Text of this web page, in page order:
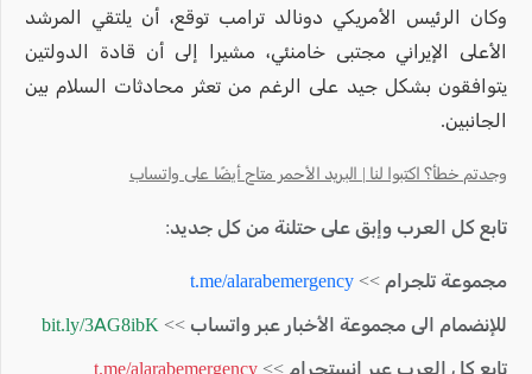
وكان الرئيس الأمريكي دونالد ترامب توقع، أن يلتقي المرشد
الأعلى الإيراني مجتبى خامنئي، مشيرا إلى أن قادة الدولتين
يتوافقون بشكل جيد على الرغم من تعثر محادثات السلام بين
الجانبين.
وجدتم خطأ؟ اكتبوا لنا | البريد الأحمر متاح أيضًا على واتساب
تابع كل العرب وإبق على حتلنة من كل جديد:
مجموعة تلجرام >> t.me/alarabemergency
للإنضمام الى مجموعة الأخبار عبر واتساب >> bit.ly/3AG8ibK
تابع كل العرب عبر انستجرام >> t.me/alarabemergency